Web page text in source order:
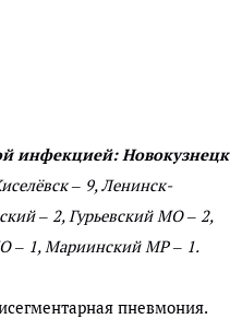
инфекцией: Новокузнецк
– 9, Ленинск-
– 2, Гурьевский МО – 2,
– 1, Мариинский МР – 1.
пневмония.